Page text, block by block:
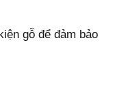
gỗ để đảm bảo